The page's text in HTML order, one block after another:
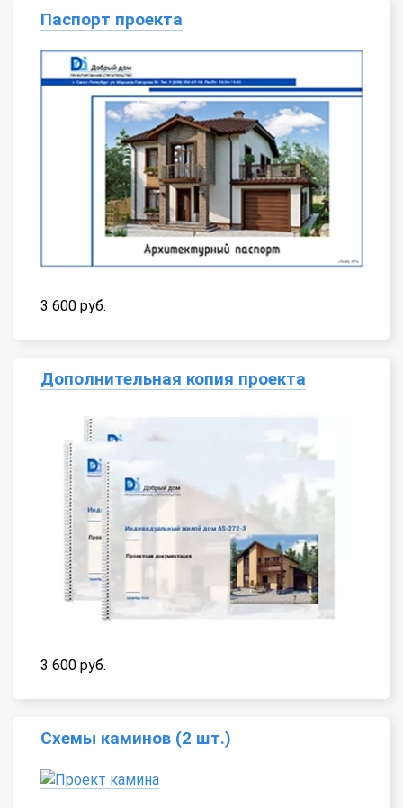
Паспорт проекта
3 600 руб.
Дополнительная копия проекта
3 600 руб.
Схемы каминов (2 шт.)